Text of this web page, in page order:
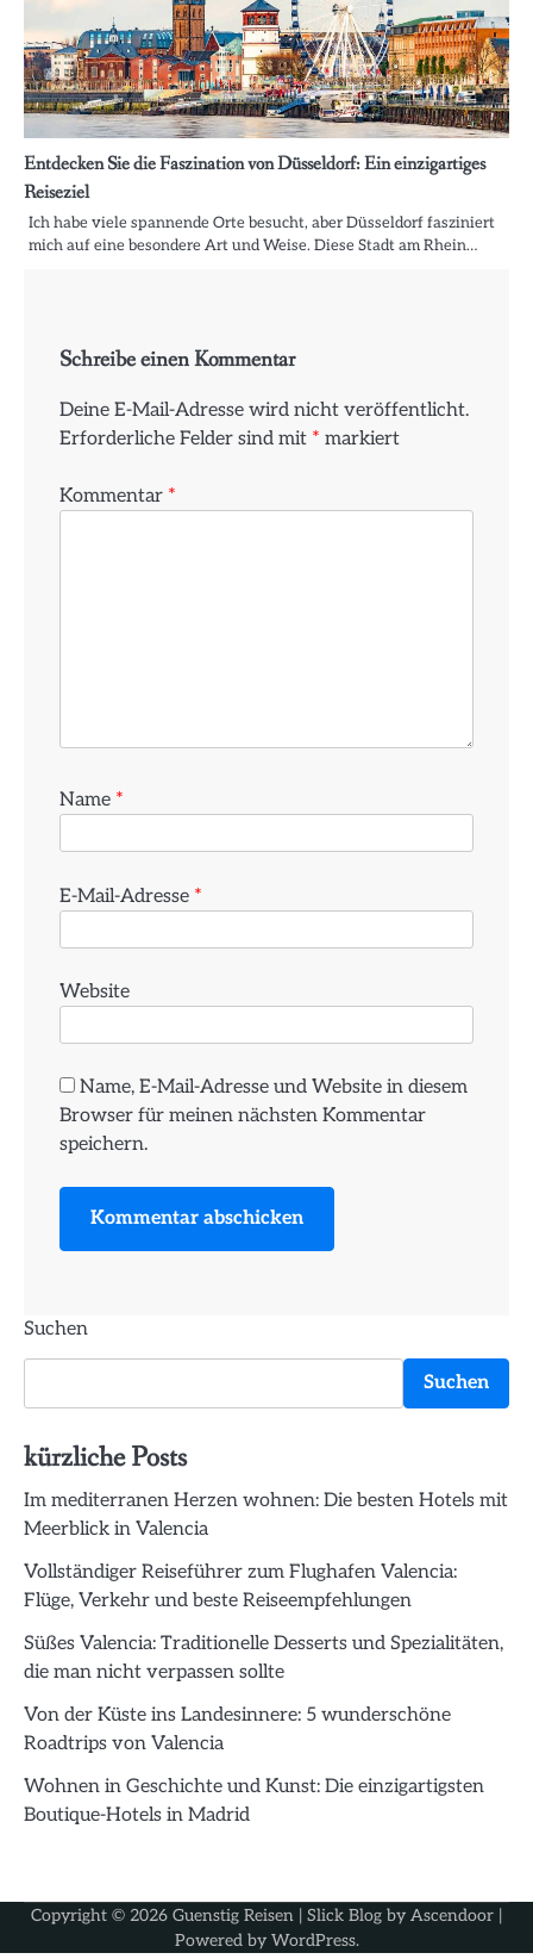
Entdecken Sie die Faszination von Düsseldorf: Ein einzigartiges
Reiseziel
Ich habe viele spannende Orte besucht, aber Düsseldorf fasziniert
mich auf eine besondere Art und Weise. Diese Stadt am Rhein…
Schreibe einen Kommentar
Deine E-Mail-Adresse wird nicht veröffentlicht.
Erforderliche Felder sind mit * markiert
Kommentar *
Name *
E-Mail-Adresse *
Website
Name, E-Mail-Adresse und Website in diesem
Browser für meinen nächsten Kommentar
speichern.
Suchen
Suchen
kürzliche Posts
Im mediterranen Herzen wohnen: Die besten Hotels mit
Meerblick in Valencia
Vollständiger Reiseführer zum Flughafen Valencia:
Flüge, Verkehr und beste Reiseempfehlungen
Süßes Valencia: Traditionelle Desserts und Spezialitäten,
die man nicht verpassen sollte
Von der Küste ins Landesinnere: 5 wunderschöne
Roadtrips von Valencia
Wohnen in Geschichte und Kunst: Die einzigartigsten
Boutique-Hotels in Madrid
Copyright © 2026 Guenstig Reisen | Slick Blog by Ascendoor |
Powered by WordPress.